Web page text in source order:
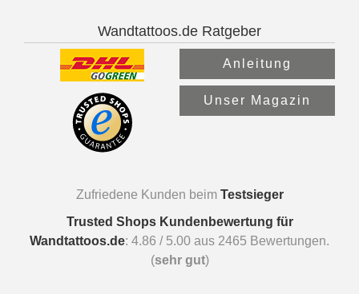
Wandtattoos.de Ratgeber
Anleitung
Unser Magazin
Zufriedene Kunden beim Testsieger
Trusted Shops Kundenbewertung für
Wandtattoos.de: 4.86 / 5.00 aus 2465 Bewertungen.
(sehr gut)